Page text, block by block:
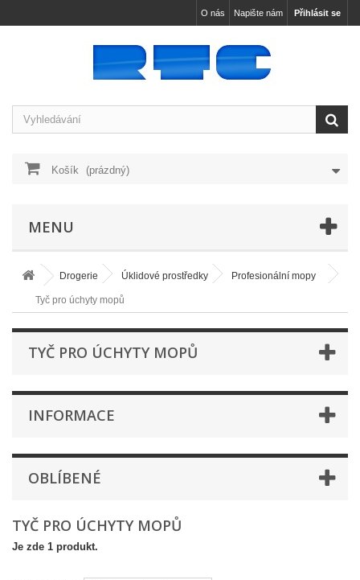
Přihlásit se
Napište nám
O nás
Košík (prázdný)
MENU
Drogerie Úklidové prostředky Profesionální mopy
Tyč pro úchyty mopů
TYČ PRO ÚCHYTY MOPŮ
INFORMACE
OBLÍBENÉ
TYČ PRO ÚCHYTY MOPŮ
Je zde 1 produkt.